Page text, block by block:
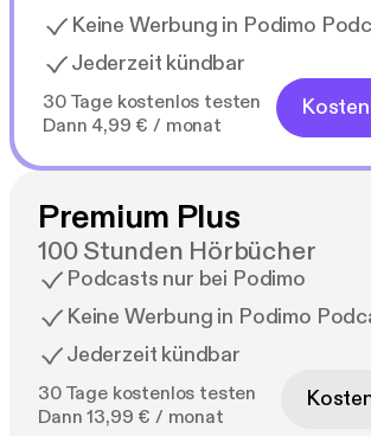
Keine Werbung in Podimo
Jederzeit kündbar
30 Tage kostenlos testen
Dann 4,99 € / monat
Premium Plus
100 Stunden Hörbücher
Podcasts nur bei Podimo
Keine Werbung in Podimo
Jederzeit kündbar
30 Tage kostenlos testen
Dann 13,99 € / monat